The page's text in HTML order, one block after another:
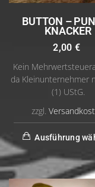
BUTTON –
KNACKER
2,00 €
Kein
da Kleinunternehmer
(1) UStG.
zzgl.
Ausführung